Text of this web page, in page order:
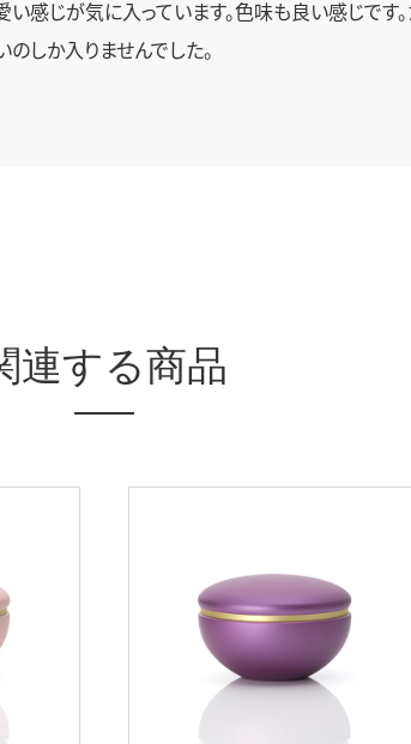
感じが気に入っています。色味も良い感じです。
しか入りませんでした。
連する商品